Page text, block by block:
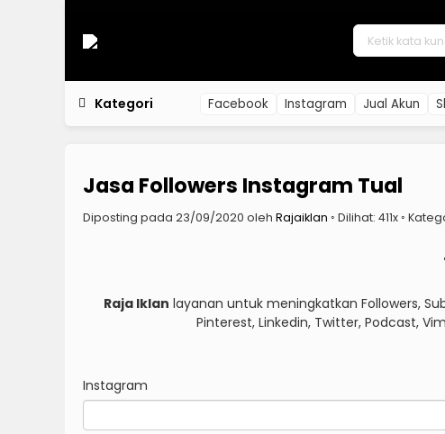
Kategori Facebook Instagram Jual Akun
Jasa Followers Instagram Tual
Diposting pada 23/09/2020 oleh Rajaiklan ◦ Dilihat: 411x ◦
Raja Iklan layanan untuk meningkatkan Followers,
Pinterest, Linkedin, Twitter, Podcast,
Instagram